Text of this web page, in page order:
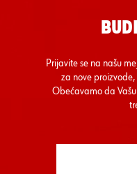
Prijavite se na našu
za nove
Obećavamo da